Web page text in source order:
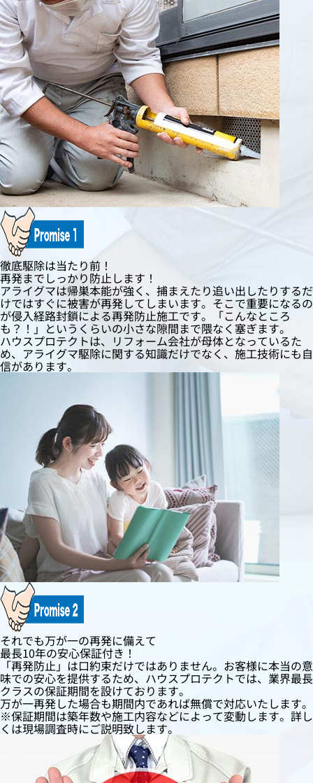
徹底駆除は当たり前！
再発までしっかり防止します！
アライグマは帰巣本能が強く、捕まえたり追い出したりするだ
けではすぐに被害が再発してしまいます。そこで重要になるの
が侵入経路封鎖による再発防止施工です。「こんなところ
も？！」というくらいの小さな隙間まで隈なく塞ぎます。
ハウスプロテクトは、リフォーム会社が母体となっているた
め、アライグマ駆除に関する知識だけでなく、施工技術にも自
信があります。
それでも万が一の再発に備えて
最長10年の安心保証付き！
「再発防止」は口約束だけではありません。お客様に本当の意
味での安心を提供するため、ハウスプロテクトでは、業界最長
クラスの保証期間を設けております。
万が一再発した場合も期間内であれば無償で対応いたします。
※保証期間は築年数や施工内容などによって変動します。詳し
くは現場調査時にご説明致します。